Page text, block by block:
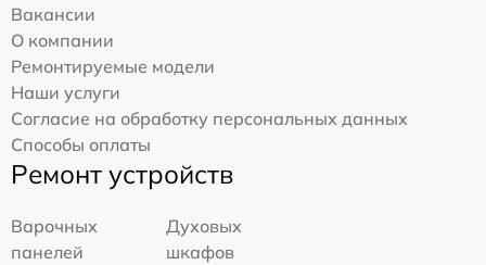
Вакансии
О компании
Ремонтируемые модели
Наши услуги
Согласие на обработку персональных данных
Способы оплаты
Ремонт устройств
Варочных
панелей
Духовых
шкафов